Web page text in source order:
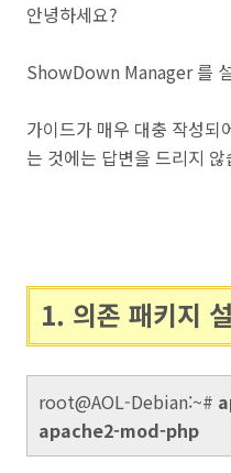
안녕하세요?
ShowDown Manager 를
가이드가 매우 대충 작성되
는 것에는 답변을 드리지
1. 의존 패키지
root@AOL-Debian:~#
apache2-mod-php